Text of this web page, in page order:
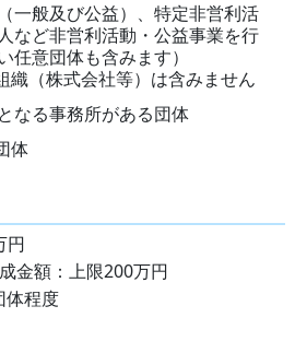
一般及び公益）、特定非営利活
など非営利活動・公益事業を行
任意団体も含みます）
織（株式会社等）は含みません
なる事務所がある団体
体
円
金額：上限200万円
体程度